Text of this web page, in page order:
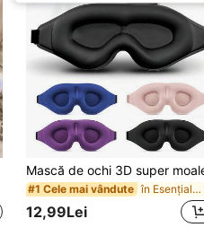
#1 Cele mai vândute în Esențiale pentru vacanță Esențiale zilnice pent
12,99Lei